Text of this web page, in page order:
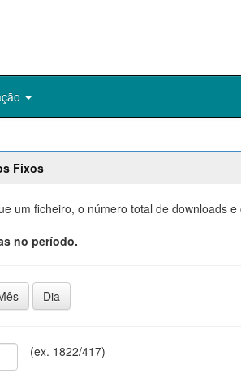
Fixos
um ficheiro, o número total de downloads
no período.
Dia
(ex. 1822/417)